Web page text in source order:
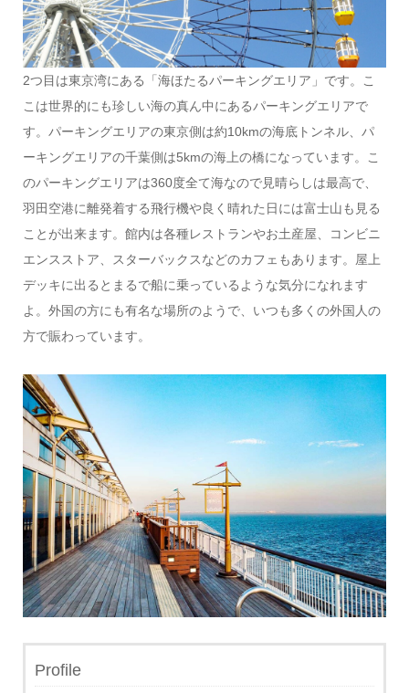
2つ目は東京湾にある「海ほたるパーキングエリア」です。こ
こは世界的にも珍しい海の真ん中にあるパーキングエリアで
す。パーキングエリアの東京側は約10kmの海底トンネル、パ
ーキングエリアの千葉側は5kmの海上の橋になっています。こ
のパーキングエリアは360度全て海なので見晴らしは最高で、
羽田空港に離発着する飛行機や良く晴れた日には富士山も見る
ことが出来ます。館内は各種レストランやお土産屋、コンビニ
エンスストア、スターバックスなどのカフェもあります。屋上
デッキに出るとまるで船に乗っているような気分になれます
よ。外国の方にも有名な場所のようで、いつも多くの外国人の
方で賑わっています。
Profile